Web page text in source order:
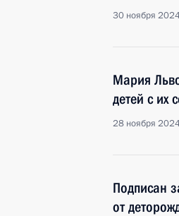
30 ноября
Мария
детей с их
28 ноября
Подписан
от